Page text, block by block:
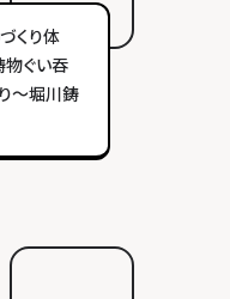
くり体
物ぐい吞
～堀川鋳